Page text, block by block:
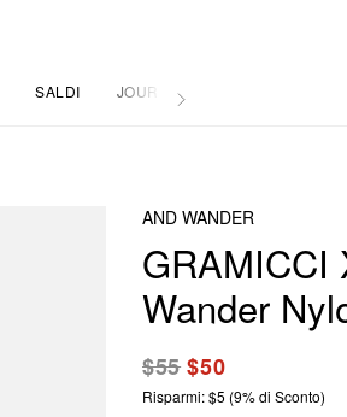
SALDI JOURNAL
AND WANDER
GRAMICCI
Wander
$55$50
Risparmi: $5 (9% di Sconto)